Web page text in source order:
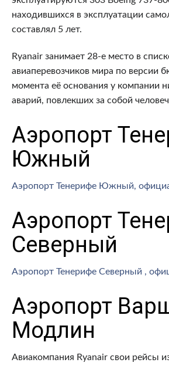
находившихся в эксплуатации
составлял 5 лет.
Ryanair занимает 28-е место в
авиаперевозчиков мира по версии
момента её основания у компании
аварий, повлекших за собой
Аэропорт
Южный
Аэропорт Тенерифе Южный,
Аэропорт
Северный
Аэропорт Тенерифе Северный ,
Аэропорт
Модлин
Авиакомпания Ryanair свои рейсы